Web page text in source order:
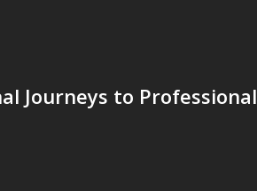
Journeys to Professional